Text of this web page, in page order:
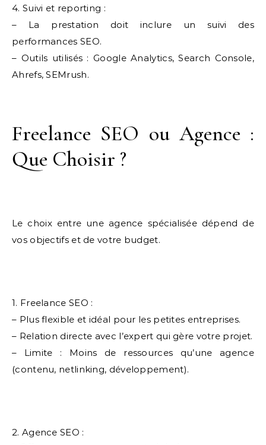
4. Suivi et reporting :
– La prestation doit inclure un suivi des
performances SEO.
– Outils utilisés : Google Analytics, Search Console,
Ahrefs, SEMrush.
Freelance SEO ou Agence :
Que Choisir ?
Le choix entre une agence spécialisée dépend de
vos objectifs et de votre budget.
1. Freelance SEO :
– Plus flexible et idéal pour les petites entreprises.
– Relation directe avec l’expert qui gère votre projet.
– Limite : Moins de ressources qu’une agence
(contenu, netlinking, développement).
2. Agence SEO :